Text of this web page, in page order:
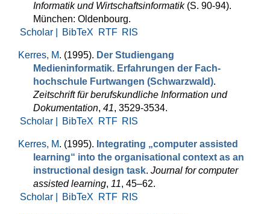
Informatik und Wirtschaftsinformatik(S. 90-94).
München: Oldenbourg.
Scholar |
BibTeX RTF RIS
Kerres, M. (1995). Der Studiengang
Medieninformatik. Erfahrungen der Fach­
hochschule Furtwangen (Schwarzwald).
Zeitschrift für berufs­kundliche Information und
Dokumentation, 41, 3529-3534.
Scholar |
BibTeX RTF RIS
Kerres, M. (1995). Integrating „computer assisted
learning“ into the organisational context as an
instructional design task. Journal for computer
assisted learning, 11, 45–62.
Scholar |
BibTeX RTF RIS